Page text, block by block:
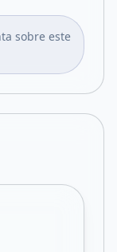
sobre este